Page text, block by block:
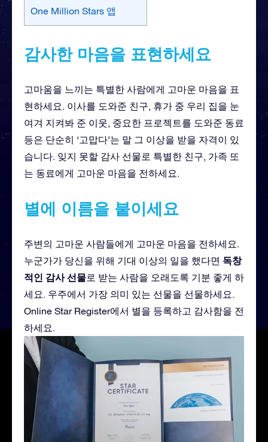
One Million Stars 앱
감사한 마음을 표현하세요
고마움을 느끼는 특별한 사람에게 고마운 마음을 표
현하세요. 이사를 도와준 친구, 휴가 중 우리 집을 눈
여겨 지켜봐 준 이웃, 중요한 프로젝트를 도와준 동료
등은 단순히 ‘고맙다’는 말 그 이상을 받을 자격이 있
습니다. 잊지 못할 감사 선물로 특별한 친구, 가족 또
는 동료에게 고마운 마음을 전하세요.
별에 이름을 붙이세요
주변의 고마운 사람들에게 고마운 마음을 전하세요.
누군가가 당신을 위해 기대 이상의 일을 했다면 독창
적인 감사 선물로 받는 사람을 오래도록 기분 좋게 하
세요. 우주에서 가장 의미 있는 선물을 선물하세요.
Online Star Register에서 별을 등록하고 감사함을 전
하세요.